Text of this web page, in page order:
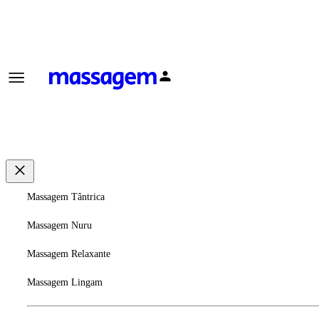
Massagem Tântrica
Massagem Nuru
Massagem Relaxante
Massagem Lingam